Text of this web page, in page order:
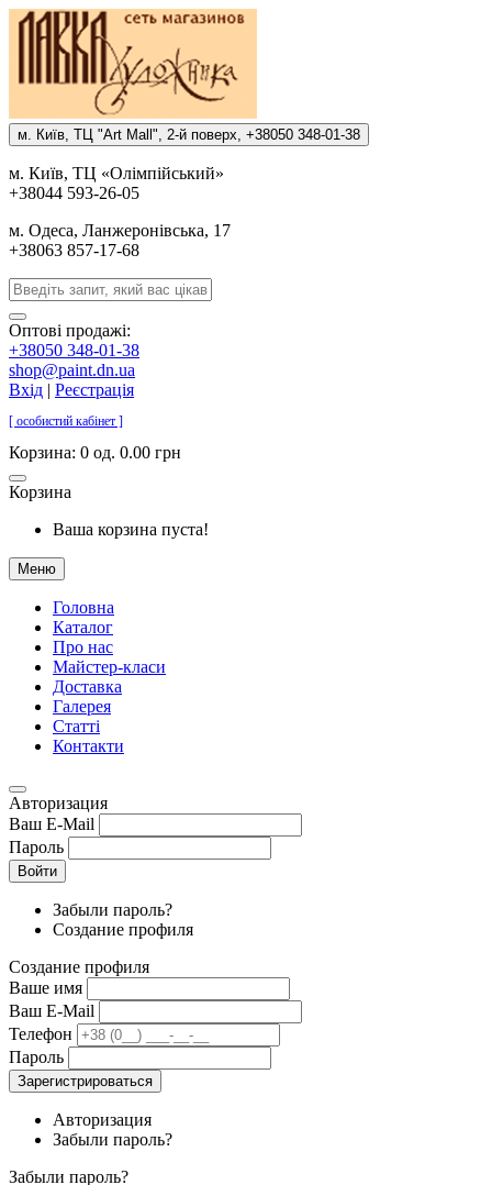
м. Киïв, ТЦ "Art Mall", 2-й поверх, +38050 348-01-38
м. Киïв, ТЦ «Олiмпiйський»
+38044 593-26-05
м. Одеса, Ланжеронiвська, 17
+38063 857-17-68
Оптові продажі:
+38050 348-01-38
shop@paint.dn.ua
Вхід | Реєстрація
[ особистий кабінет ]
Корзина: 0 од. 0.00 грн
Корзина
Ваша корзина пуста!
Меню
Головна
Каталог
Про нас
Майстер-класи
Доставка
Галерея
Статтi
Контакти
Авторизация
Ваш E-Mail
Пароль
Войти
Забыли пароль?
Создание профиля
Создание профиля
Ваше имя
Ваш E-Mail
Телефон
Пароль
Зарегистрироваться
Авторизация
Забыли пароль?
Забыли пароль?